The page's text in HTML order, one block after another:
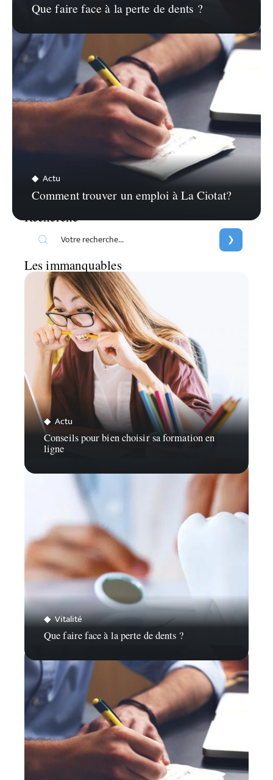
Que faire face à la perte de dents ?
Actu
Comment trouver un emploi à La Ciotat?
Recherche
Les immanquables
Actu
Conseils pour bien choisir sa formation en
ligne
Vitalité
Que faire face à la perte de dents ?